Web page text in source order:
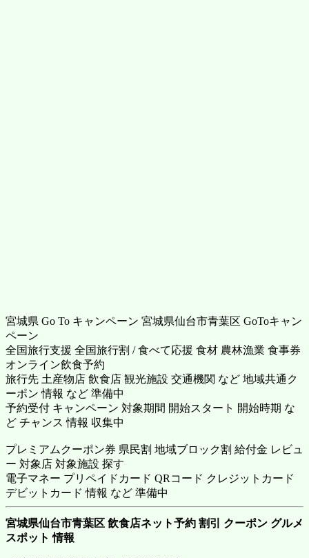
宮城県 Go To キャンペーン 宮城県仙台市青葉区 GoToキャン
ペーン
全国旅行支援 全国旅行割 / 食べて応援 食材 農林漁業 食事券
オンライン飲食予約
旅行先 土産物店 飲食店 観光施設 交通機関 など 地域共通ク
ーポン 情報 など 準備中
予約受付 キャンペーン 対象期間 開始スタート 開始時期 な
ど チャンス 情報 収集中
プレミアムクーポン券 県民割 地域ブロック割 給付金 レビュ
ー 対象店 対象施設 探す
電子マネー プリペイドカード QRコード クレジットカード
デビットカード 情報 など 準備中
宮城県仙台市青葉区 飲食店ネット予約 割引 クーポン グルメ
スポット 情報